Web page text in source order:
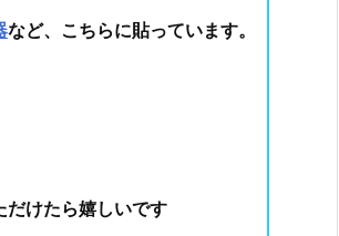
など、こちらに貼っています。
だけたら嬉しいです